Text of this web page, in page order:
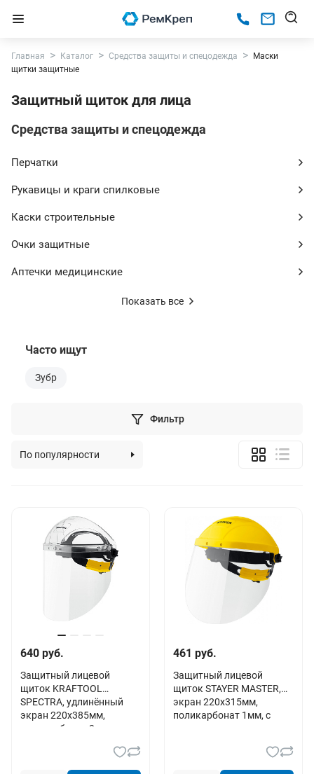
Главная Каталог Средства защиты и спецодежда
Маски
щитки защитные
Защитный щиток для лица
Средства защиты и спецодежда
Перчатки
Рукавицы и краги спилковые
Каски строительные
Очки защитные
Аптечки медицинские
Показать все
Часто ищут
Зубр
Фильтр
По популярности
По цене (убыванию)
640 руб.
Защитный лицевой
щиток KRAFTOOL
SPECTRA, удлинённый
экран 220х385мм,
поликарбонат 2мм,
461 руб.
Защитный лицевой
щиток STAYER MASTER,
экран 220х315мм,
поликарбонат 1мм, с